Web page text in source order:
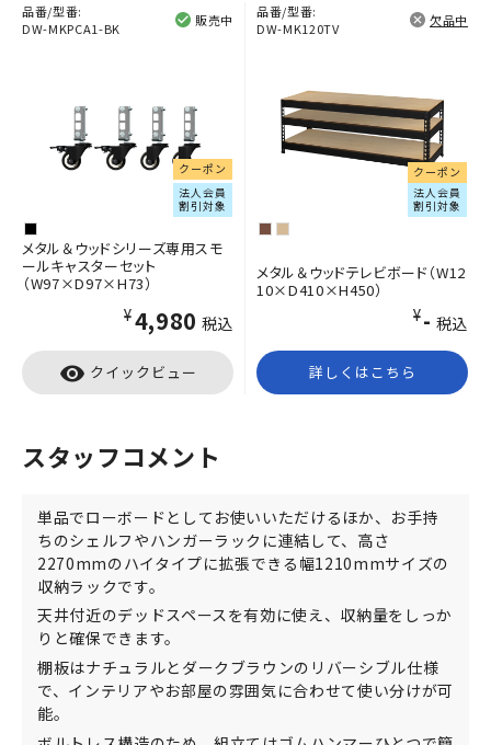
品番/型番:
DW-MKPCA1-BK
販売中
クーポン
法人会員
割引対象
メタル＆ウッドシリーズ専用スモ
ールキャスターセット
（W97×D97×H73）
¥4,980 税込
visibility クイックビュー
品番/型番:
DW-MK120TV
欠品中
クーポン
法人会員
割引対象
メタル＆ウッドテレビボード（W12
10×D410×H450）
¥- 税込
詳しくはこちら
スタッフコメント
単品でローボードとしてお使いいただけるほか、お手持
ちのシェルフやハンガーラックに連結して、高さ
2270mmのハイタイプに拡張できる幅1210mmサイズの
収納ラックです。
天井付近のデッドスペースを有効に使え、収納量をしっか
りと確保できます。
棚板はナチュラルとダークブラウンのリバーシブル仕様
で、インテリアやお部屋の雰囲気に合わせて使い分けが可
能。